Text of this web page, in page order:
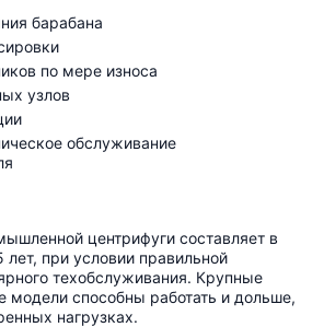
барабана
по мере износа
узлов
обслуживание
центрифуги составляет в
при условии правильной
техобслуживания. Крупные
модели способны работать и дольше,
нагрузках.